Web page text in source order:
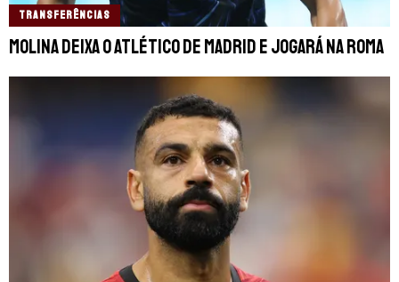
TRANSFERÊNCIAS
Molina deixa o Atlético de Madrid e jogará na Roma